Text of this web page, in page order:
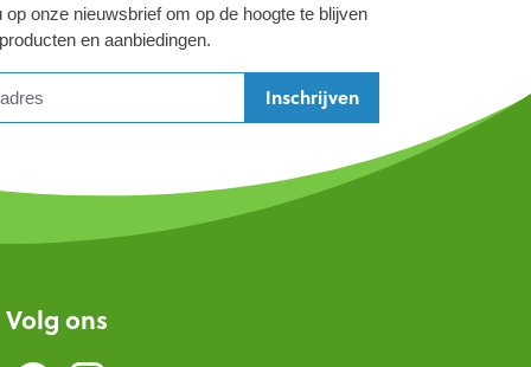
op onze nieuwsbrief om op de hoogte te blijven
en aanbiedingen.
Inschrijven
Volg ons